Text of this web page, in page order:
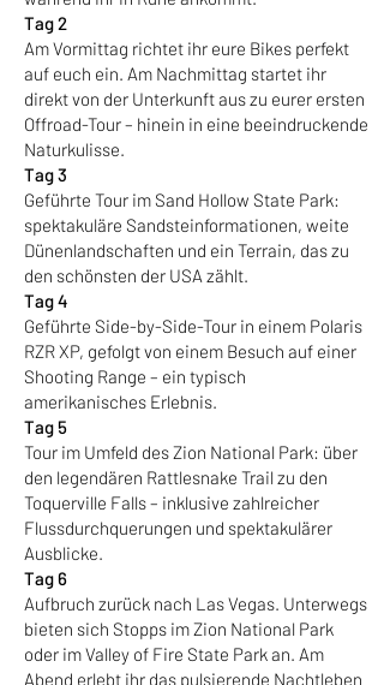
Tag 2
Am Vormittag richtet ihr eure Bikes perfekt
auf euch ein. Am Nachmittag startet ihr
direkt von der Unterkunft aus zu eurer ersten
Offroad-Tour – hinein in eine beeindruckende
Naturkulisse.
Tag 3
Geführte Tour im Sand Hollow State Park:
spektakuläre Sandsteinformationen, weite
Dünenlandschaften und ein Terrain, das zu
den schönsten der USA zählt.
Tag 4
Geführte Side-by-Side-Tour in einem Polaris
RZR XP, gefolgt von einem Besuch auf einer
Shooting Range – ein typisch
amerikanisches Erlebnis.
Tag 5
Tour im Umfeld des Zion National Park: über
den legendären Rattlesnake Trail zu den
Toquerville Falls – inklusive zahlreicher
Flussdurchquerungen und spektakulärer
Ausblicke.
Tag 6
Aufbruch zurück nach Las Vegas. Unterwegs
bieten sich Stopps im Zion National Park
oder im Valley of Fire State Park an. Am
Abend erlebt ihr das pulsierende Nachtleben